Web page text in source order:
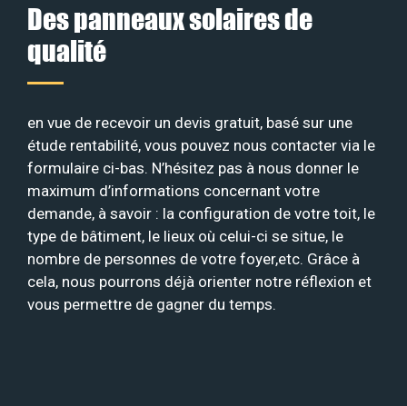
Des panneaux solaires de
qualité
en vue de recevoir un devis gratuit, basé sur une
étude rentabilité, vous pouvez nous contacter via le
formulaire ci-bas. N’hésitez pas à nous donner le
maximum d’informations concernant votre
demande, à savoir : la configuration de votre toit, le
type de bâtiment, le lieux où celui-ci se situe, le
nombre de personnes de votre foyer,etc. Grâce à
cela, nous pourrons déjà orienter notre réflexion et
vous permettre de gagner du temps.